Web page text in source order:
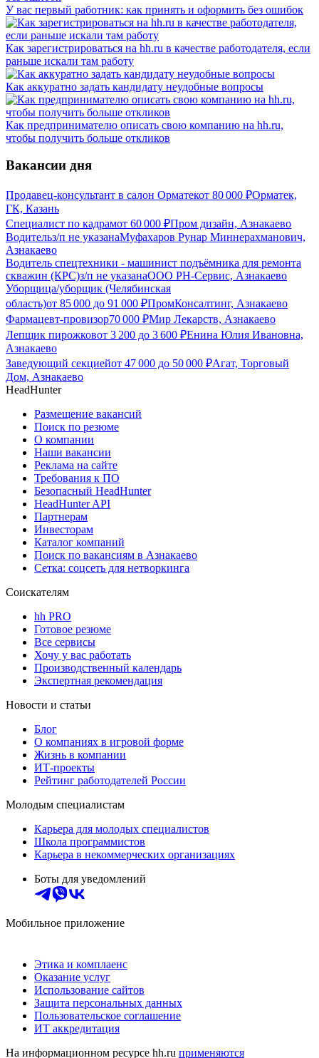
У вас первый работник: как принять и оформить без ошибок
Как зарегистрироваться на hh.ru в качестве работодателя, если
раньше искали там работу
Как аккуратно задать кандидату неудобные вопросы
Как предпринимателю описать свою компанию на hh.ru,
чтобы получить больше откликов
Вакансии дня
Продавец-консультант в салон Орматекот 80 000 ₽Орматек,
ГК, Казань
Специалист по кадрамот 60 000 ₽Пром дизайн, Азнакаево
Водительз/п не указанаМуфахаров Рунар Миннерахманович,
Азнакаево
Водитель спецтехники - машинист подъёмника для ремонта
скважин (КРС)з/п не указанаООО РН-Сервис, Азнакаево
Уборщица/уборщик (Челябинская
область)от 85 000 до 91 000 ₽ПромКонсалтинг, Азнакаево
Фармацевт-провизор70 000 ₽Мир Лекарств, Азнакаево
Лепщик пирожковот 3 200 до 3 600 ₽Енина Юлия Ивановна,
Азнакаево
Заведующий секциейот 47 000 до 50 000 ₽Агат, Торговый
Дом, Азнакаево
HeadHunter
Размещение вакансий
Поиск по резюме
О компании
Наши вакансии
Реклама на сайте
Требования к ПО
Безопасный HeadHunter
HeadHunter API
Партнерам
Инвесторам
Каталог компаний
Поиск по вакансиям в Азнакаево
Сетка: соцсеть для нетворкинга
Соискателям
hh PRO
Готовое резюме
Все сервисы
Хочу у вас работать
Производственный календарь
Экспертная рекомендация
Новости и статьи
Блог
О компаниях в игровой форме
Жизнь в компании
ИТ-проекты
Рейтинг работодателей России
Молодым специалистам
Карьера для молодых специалистов
Школа программистов
Карьера в некоммерческих организациях
Боты для уведомлений
Мобильное приложение
Этика и комплаенс
Оказание услуг
Использование сайтов
Защита персональных данных
Пользовательское соглашение
ИТ аккредитация
На информационном ресурсе hh.ru применяются